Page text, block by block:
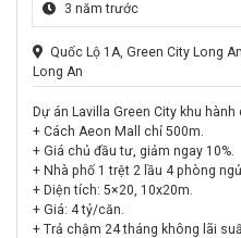
3 năm trước
Quốc Lộ 1A, Green City Long
Long An
Dự án Lavilla Green City khu hành
+ Cách Aeon Mall chỉ 500m.
+ Giá chủ đầu tư, giảm ngay 10%.
+ Nhà phố 1 trệt 2 lầu 4 phòng
+ Diện tích: 5×20, 10x20m.
+ Giá: 4 tỷ/căn.
+ Trả chậm 24 tháng không lãi